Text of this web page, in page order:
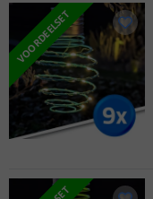
VOORDEELSET